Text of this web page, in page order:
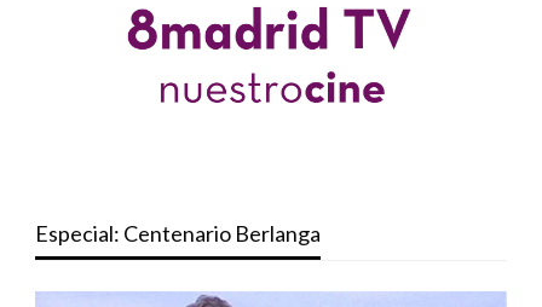
Especial: Centenario Berlanga